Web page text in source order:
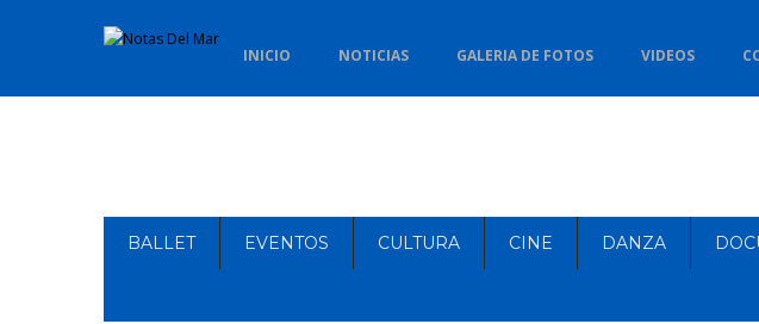
INICIO NOTICIAS GALERIA DE FOTOS VIDEOS
BALLET EVENTOS CULTURA CINE DANZA